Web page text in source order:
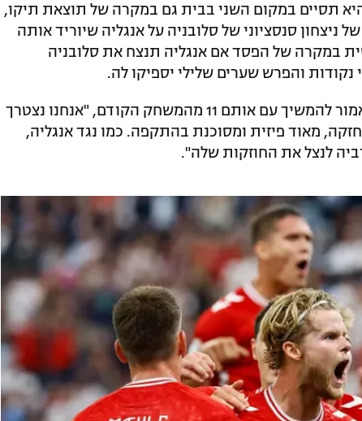
תסיים במקום השני בבית גם במקרה של תוצאת תיקו,
סנסציוני של סלובניה על אנגליה שיוריד אותה
במקרה של הפסד אם אנגליה תנצח את סלובניה
והפרש שערים שלילי יספיקו לה.
"זה משחק של 50-50", אמר יולמאנד שאמור להמשיך עם אותם 11 מהמשחק הקודם, "אנחנו נצטרך
מאוד פיזית ומסוכנת בהתקפה. כמו נגד אנגליה,
לנצל את החוזקות שלה".